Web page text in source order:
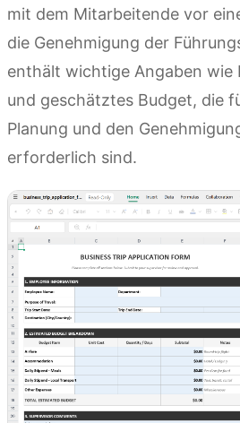
mit dem Mitarbeitende vor
die Genehmigung der
enthält wichtige Angaben wie
und geschätztes Budget, die
Planung und den
erforderlich sind.